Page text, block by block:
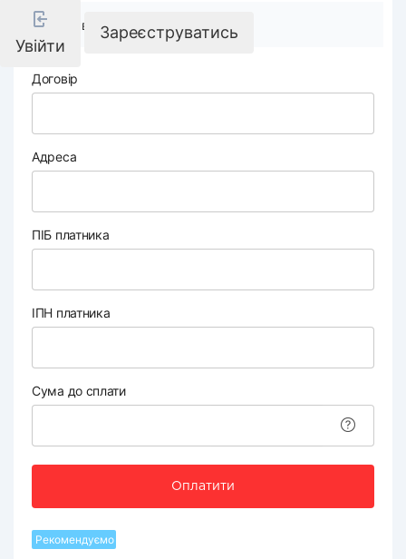
Увійти
Зареєструватись
Реквізити компанії
Договір
Адреса
ПІБ платника
ІПН платника
Сума до сплати
Оплатити
Рекомендуємо